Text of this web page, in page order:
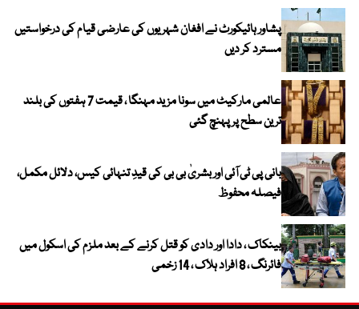
پشاور ہائیکورٹ نے افغان شہریوں کی عارضی قیام کی درخواستیں
مسترد کر دیں
عالمی مارکیٹ میں سونا مزید مہنگا ، قیمت 7 ہفتوں کی بلند
ترین سطح پر پہنچ گئی
بانی پی ٹی آئی اور بشریٰ بی بی کی قیدِ تنہائی کیس، دلائل مکمل،
فیصلہ محفوظ
بینکاک ، دادا اور دادی کو قتل کرنے کے بعد ملزم کی اسکول میں
فائرنگ ، 8 افراد ہلاک ، 14 زخمی